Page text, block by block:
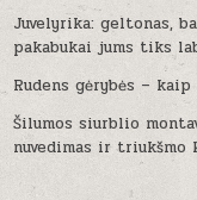
Juvelyrika: geltonas,
pakabukai jums tiks
Rudens gėrybės –
Šilumos siurblio
nuvedimas ir triukšmo